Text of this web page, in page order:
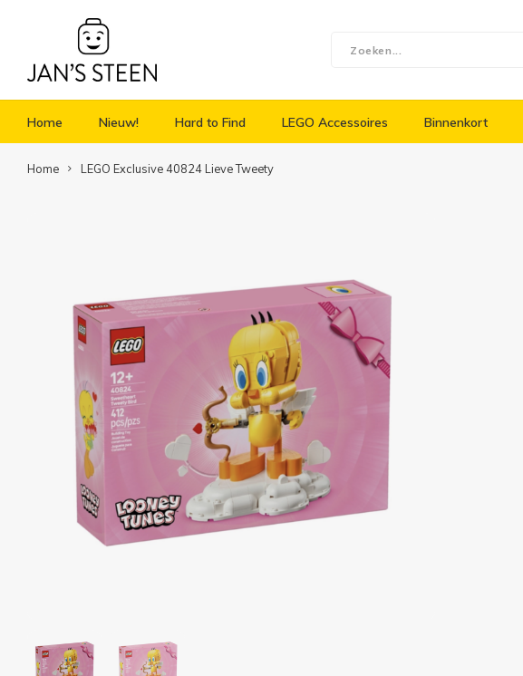
Home Nieuw! Hard to Find LEGO Accessoires Binnenkort
Home LEGO Exclusive 40824 Lieve Tweety